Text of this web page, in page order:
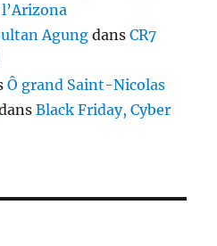
Agung dansCR7
Ô grand Saint-Nicolas
Black Friday, Cyber